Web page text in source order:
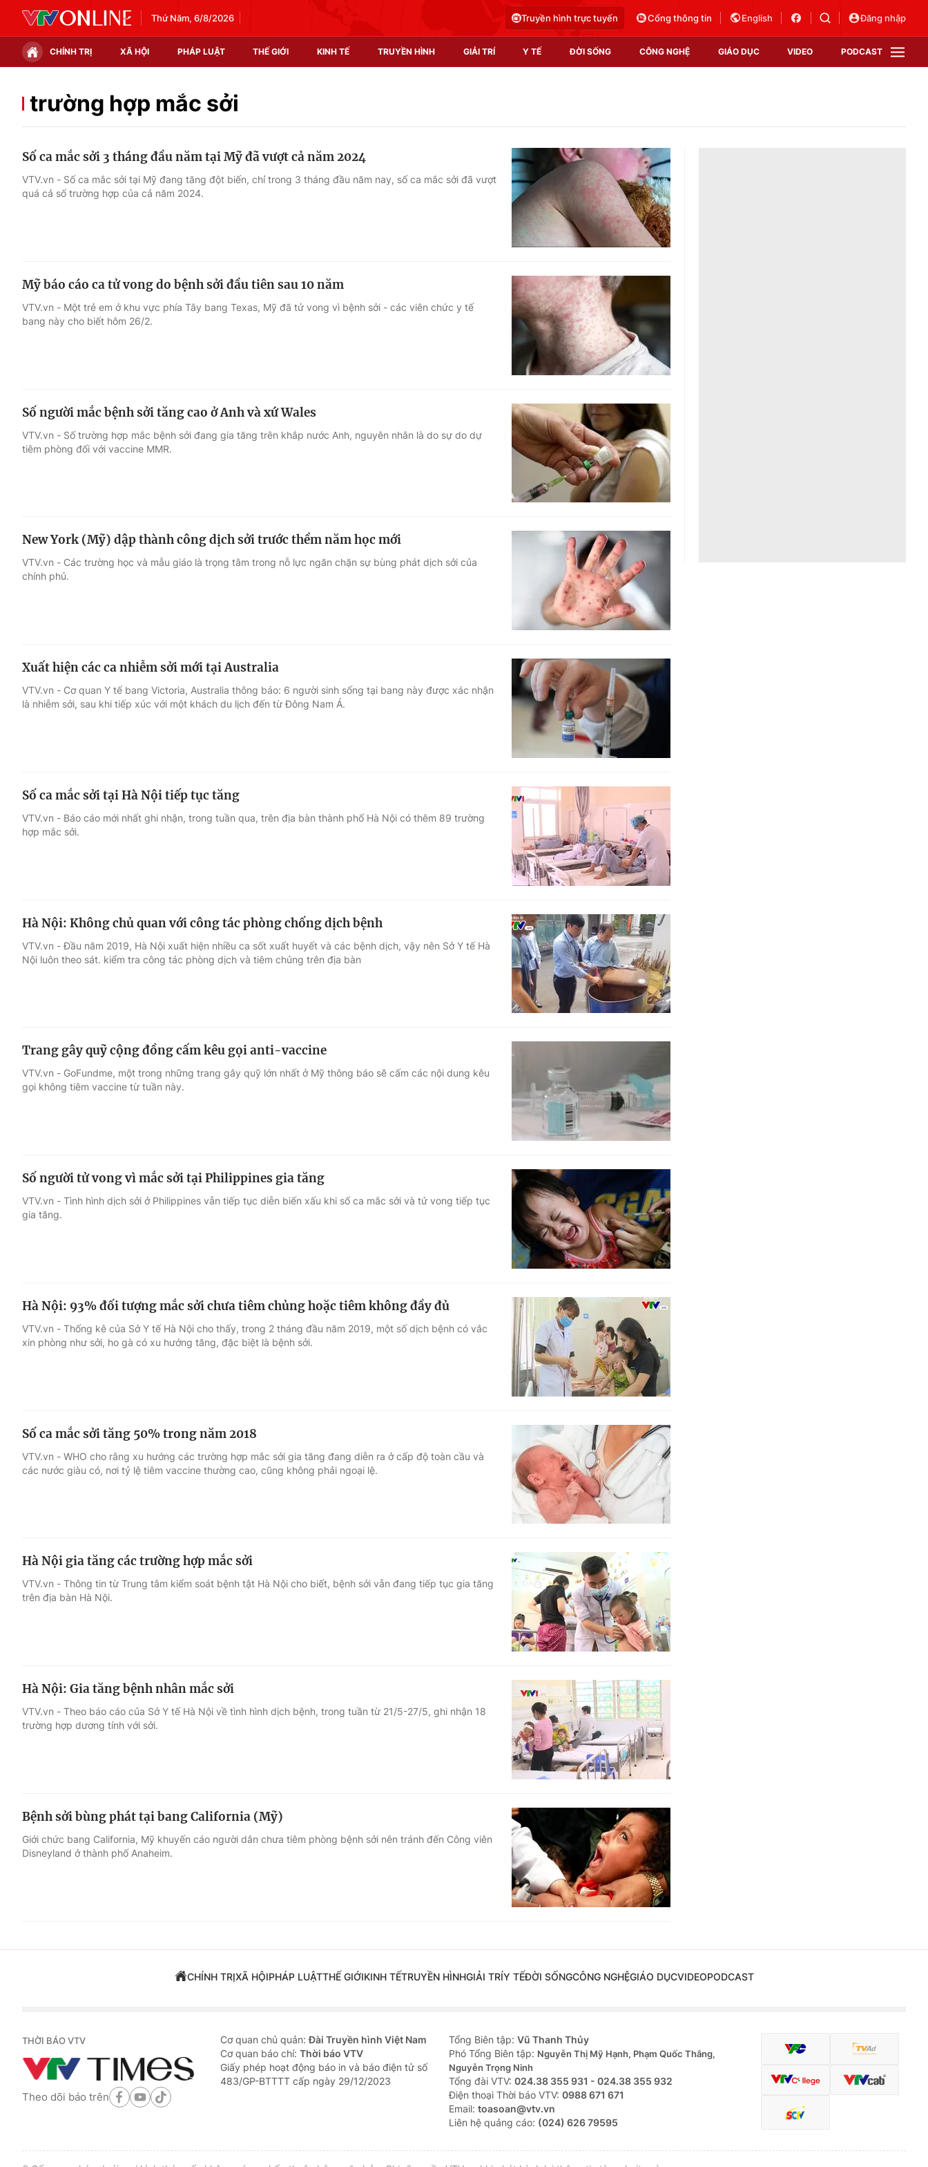
Thứ Năm, 6/8/2026 Truyền hình trực tuyến Cổng thông tin English Đăng nhập
CHÍNH TRỊ XÃ HỘI PHÁP LUẬT THẾ GIỚI KINH TẾ TRUYỀN HÌNH GIẢI TRÍ Y TẾ ĐỜI SỐNG CÔNG NGHỆ GIÁO DỤC VIDEO PODCAST
Chính trị Xã hội
Thế giới đó đây
Thị trường
Video
Shorts video
Podcast
EMagazine
Photo
Infographic
Góc ảnh
Điện ảnh
Âm nhạc
Sao
Du lịch
Làm đẹp
Học trực tuyến
Công nghệ
Hitech Công nghệ tương lai
Sản phẩm
Thị trường
Tư vấn
VTV Sức khoẻ
trường hợp mắc sởi
Số ca mắc sởi 3 tháng đầu năm tại Mỹ đã vượt cả năm 2024
VTV.vn - Số ca mắc sởi tại Mỹ đang tăng đột biến, chỉ trong 3 tháng đầu năm nay, số ca mắc sởi đã vượt
quá cả số trường hợp của cả năm 2024.
Mỹ báo cáo ca tử vong do bệnh sởi đầu tiên sau 10 năm
VTV.vn - Một trẻ em ở khu vực phía Tây bang Texas, Mỹ đã tử vong vì bệnh sởi - các viên chức y tế
bang này cho biết hôm 26/2.
Số người mắc bệnh sởi tăng cao ở Anh và xứ Wales
VTV.vn - Số trường hợp mắc bệnh sởi đang gia tăng trên khắp nước Anh, nguyên nhân là do sự do dự
tiêm phòng đối với vaccine MMR.
New York (Mỹ) dập thành công dịch sởi trước thềm năm học mới
VTV.vn - Các trường học và mẫu giáo là trọng tâm trong nỗ lực ngăn chặn sự bùng phát dịch sởi của
chính phủ.
Xuất hiện các ca nhiễm sởi mới tại Australia
VTV.vn - Cơ quan Y tế bang Victoria, Australia thông báo: 6 người sinh sống tại bang này được xác nhận
là nhiễm sởi, sau khi tiếp xúc với một khách du lịch đến từ Đông Nam Á.
Số ca mắc sởi tại Hà Nội tiếp tục tăng
VTV.vn - Báo cáo mới nhất ghi nhận, trong tuần qua, trên địa bàn thành phố Hà Nội có thêm 89 trường
hợp mắc sởi.
Hà Nội: Không chủ quan với công tác phòng chống dịch bệnh
VTV.vn - Đầu năm 2019, Hà Nội xuất hiện nhiều ca sốt xuất huyết và các bệnh dịch, vậy nên Sở Y tế Hà
Nội luôn theo sát. kiểm tra công tác phòng dịch và tiêm chủng trên địa bàn
Trang gây quỹ cộng đồng cấm kêu gọi anti-vaccine
VTV.vn - GoFundme, một trong những trang gây quỹ lớn nhất ở Mỹ thông báo sẽ cấm các nội dung kêu
gọi không tiêm vaccine từ tuần này.
Số người tử vong vì mắc sởi tại Philippines gia tăng
VTV.vn - Tình hình dịch sởi ở Philippines vẫn tiếp tục diễn biến xấu khi số ca mắc sởi và tử vong tiếp tục
gia tăng.
Hà Nội: 93% đối tượng mắc sởi chưa tiêm chủng hoặc tiêm không đầy đủ
VTV.vn - Thống kê của Sở Y tế Hà Nội cho thấy, trong 2 tháng đầu năm 2019, một số dịch bệnh có vắc
xin phòng như sởi, ho gà có xu hướng tăng, đặc biệt là bệnh sởi.
Số ca mắc sởi tăng 50% trong năm 2018
VTV.vn - WHO cho rằng xu hướng các trường hợp mắc sởi gia tăng đang diễn ra ở cấp độ toàn cầu và
các nước giàu có, nơi tỷ lệ tiêm vaccine thường cao, cũng không phải ngoại lệ.
Hà Nội gia tăng các trường hợp mắc sởi
VTV.vn - Thông tin từ Trung tâm kiểm soát bệnh tật Hà Nội cho biết, bệnh sởi vẫn đang tiếp tục gia tăng
trên địa bàn Hà Nội.
Hà Nội: Gia tăng bệnh nhân mắc sởi
VTV.vn - Theo báo cáo của Sở Y tế Hà Nội về tình hình dịch bệnh, trong tuần từ 21/5-27/5, ghi nhận 18
trường hợp dương tính với sởi.
Bệnh sởi bùng phát tại bang California (Mỹ)
Giới chức bang California, Mỹ khuyến cáo người dân chưa tiêm phòng bệnh sởi nên tránh đến Công viên
Disneyland ở thành phố Anaheim.
CHÍNH TRỊXÃ HỘIPHÁP LUẬTTHẾ GIỚIKINH TẾTRUYỀN HÌNHGIẢI TRÍY TẾĐỜI SỐNGCÔNG NGHỆGIÁO DỤCVIDEOPODCAST
THỜI BÁO VTV
Theo dõi báo trên
Cơ quan chủ quản:Đài Truyền hình Việt Nam
Cơ quan báo chí: Thời báo VTV
Giấy phép hoạt động báo in và báo điện tử số
483/GP-BTTTT cấp ngày 29/12/2023
Tổng Biên tập: Vũ Thanh Thủy
Phó Tổng Biên tập: Nguyễn Thị Mỹ Hạnh, Phạm Quốc Thắng,
Nguyễn Trọng Ninh
Tổng đài VTV: 024.38 355 931 - 024.38 355 932
Ðiện thoại Thời báo VTV: 0988 671 671
Email: toasoan@vtv.vn
Liên hệ quảng cáo: (024) 626 79595